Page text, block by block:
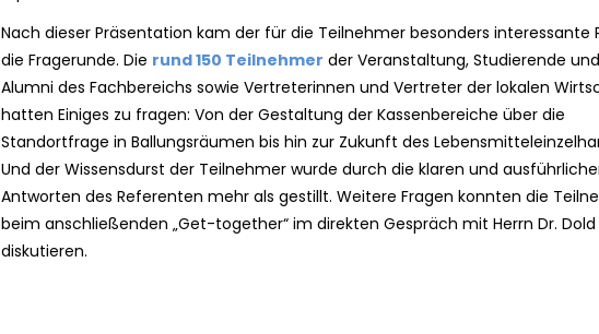
Nach dieser Präsentation kam der für die Teilnehmer besonders interessante
die Fragerunde. Die rund 150 Teilnehmer der Veranstaltung, Studierende und
Alumni des Fachbereichs sowie Vertreterinnen und Vertreter der lokalen
hatten Einiges zu fragen: Von der Gestaltung der Kassenbereiche über die
Standortfrage in Ballungsräumen bis hin zur Zukunft des
Und der Wissensdurst der Teilnehmer wurde durch die klaren und
Antworten des Referenten mehr als gestillt. Weitere Fragen konnten die
beim anschließenden „Get-together“ im direkten Gespräch mit Herrn Dr. Dold
diskutieren.